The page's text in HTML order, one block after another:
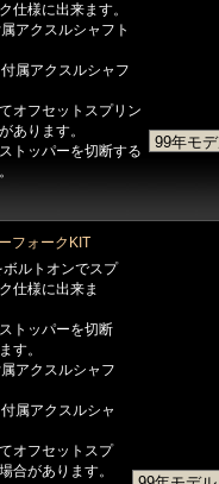
仕様に出来ます。
アクスルシャフト
属アクスルシャフ
オフセットスプリン
あります。
トッパーを切断する
フォークKIT
ルトオンでスプ
仕様に出来ま
トッパーを切断
す。
アクスルシャフ
属アクスルシャ
オフセットスプ
合があります。